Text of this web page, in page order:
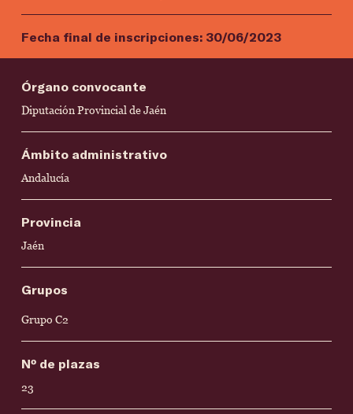
Fecha final de inscripciones: 30/06/2023
Órgano convocante
Diputación Provincial de Jaén
Ámbito administrativo
Andalucía
Provincia
Jaén
Grupos
Grupo C2
Nº de plazas
23